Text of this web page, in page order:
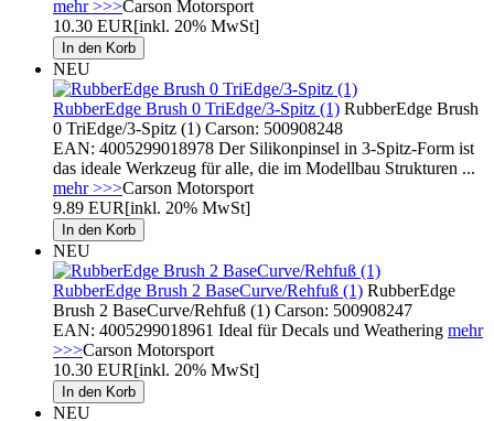
mehr >>>Carson Motorsport
10.30 EUR[inkl. 20% MwSt]
NEU
RubberEdge Brush 0 TriEdge/3-Spitz (1) RubberEdge Brush
0 TriEdge/3-Spitz (1) Carson: 500908248
EAN: 4005299018978 Der Silikonpinsel in 3-Spitz-Form ist
das ideale Werkzeug für alle, die im Modellbau Strukturen ...
mehr >>>Carson Motorsport
9.89 EUR[inkl. 20% MwSt]
NEU
RubberEdge Brush 2 BaseCurve/Rehfuß (1) RubberEdge
Brush 2 BaseCurve/Rehfuß (1) Carson: 500908247
EAN: 4005299018961 Ideal für Decals und Weathering mehr
>>>Carson Motorsport
10.30 EUR[inkl. 20% MwSt]
NEU